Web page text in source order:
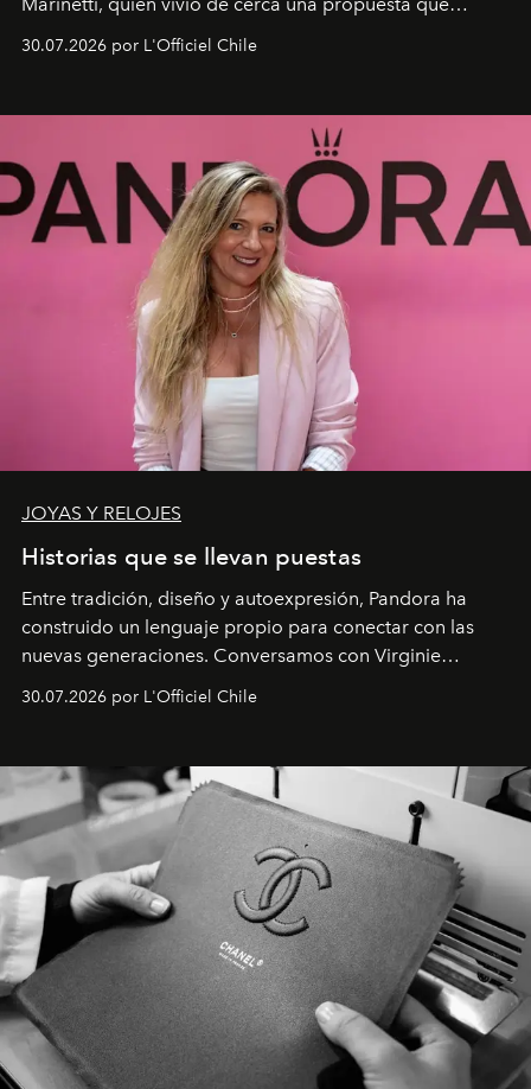
30.07.2026 por L'Officiel Chile
JOYAS Y RELOJES
Historias que se llevan puestas
Entre tradición, diseño y autoexpresión, Pandora ha
construido un lenguaje propio para conectar con las
nuevas generaciones. Conversamos con Virginie
Latinoamérica, sobre identidad, cultura y el valor
30.07.2026 por L'Officiel Chile